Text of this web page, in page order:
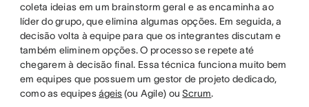
coleta ideias em um brainstorm geral e as encaminha ao
líder do grupo, que elimina algumas opções. Em seguida, a
decisão volta à equipe para que os integrantes discutam e
também eliminem opções. O processo se repete até
chegarem à decisão final. Essa técnica funciona muito bem
em equipes que possuem um gestor de projeto dedicado,
como as equipeságeis(ou Agile) ouScrum.